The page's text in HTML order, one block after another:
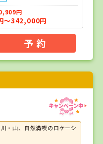
円
～342,000円
予 約
・山、自然満喫のロケーシ